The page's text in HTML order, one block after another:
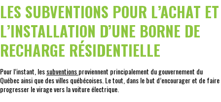
LES SUBVENTIONS POUR L’ACHAT ET
L’INSTALLATION D’UNE BORNE DE
RECHARGE RÉSIDENTIELLE
Pour l’instant, lessubventionsproviennent principalement du gouvernement du
Québec ainsi que des villes québécoises. Le tout, dans le but d’encourager et de faire
progresser le virage vers la voiture électrique.